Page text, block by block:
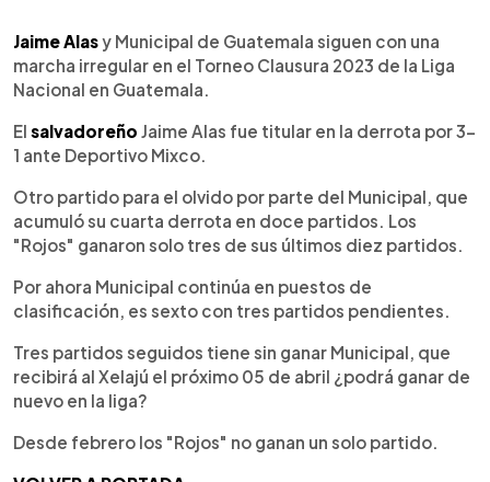
► Escuchar artículo
Jaime Alasy Municipal de Guatemala siguen con una
marcha irregular en el Torneo Clausura 2023 de la Liga
Nacional en Guatemala.
El salvadoreño Jaime Alas fue titular en la derrota por 3-
1 ante Deportivo Mixco.
Otro partido para el olvido por parte del Municipal, que
acumuló su cuarta derrota en doce partidos. Los
"Rojos" ganaron solo tres de sus últimos diez partidos.
Por ahora Municipal continúa en puestos de
clasificación, es sexto con tres partidos pendientes.
Tres partidos seguidos tiene sin ganar Municipal, que
recibirá al Xelajú el próximo 05 de abril ¿podrá ganar de
nuevo en la liga?
Desde febrero los "Rojos" no ganan un solo partido.